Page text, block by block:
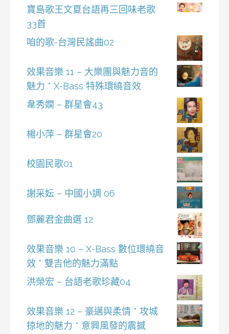
寶島歌王文夏台語再三回味老歌
33首
咱的歌-台灣民謠曲02
效果音樂 11 – 大樂團與魅力音的
魅力 * X-Bass 特殊環繞音效
韋秀嫻 – 群星會43
楊小萍 – 群星會20
校園民歌01
謝采妘 – 中國小調 06
鄧麗君金曲選 12
效果音樂 10 – X-Bass 數位環繞音
效 * 雙吉他的魅力滿點
洪榮宏 – 台語老歌珍藏04
效果音樂 12 – 豪邁與柔情 * 攻城
掠地的魅力 * 意興風發的震撼